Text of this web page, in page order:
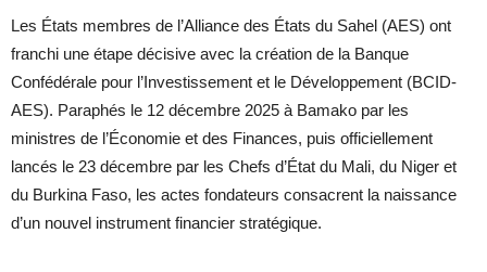
Les États membres de l’Alliance des États du Sahel (AES) ont
franchi une étape décisive avec la création de la Banque
Confédérale pour l’Investissement et le Développement (BCID-
AES). Paraphés le 12 décembre 2025 à Bamako par les
ministres de l’Économie et des Finances, puis officiellement
lancés le 23 décembre par les Chefs d’État du Mali, du Niger et
du Burkina Faso, les actes fondateurs consacrent la naissance
d’un nouvel instrument financier stratégique.